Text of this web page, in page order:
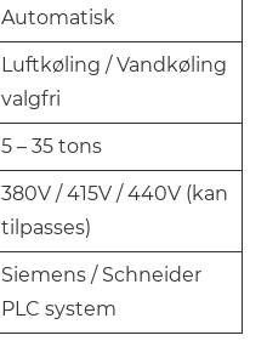
Automatisk
Luftkøling / Vandkøling
valgfri
5 – 35 tons
380V / 415V / 440V (kan
tilpasses)
Siemens / Schneider
PLC system